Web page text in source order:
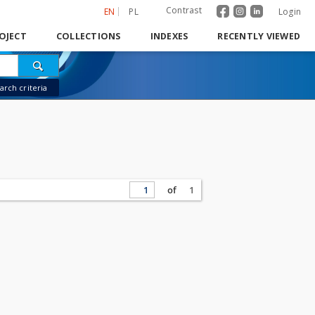
EN PL Contrast Login
COLLECTIONS INDEXES RECENTLY VIEWED
criteria
of 1